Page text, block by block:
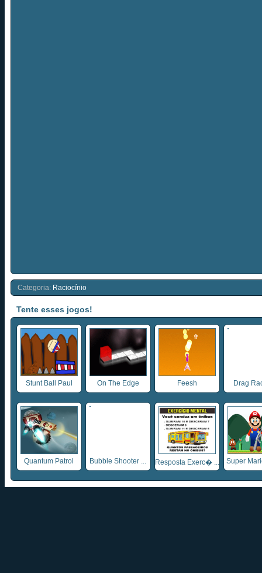
Categoria: Raciocínio
Tente esses jogos!
Stunt Ball Paul On The Edge Feesh Drag
Quantum Patrol Bubble Shooter ... Resposta Exerc� ... Super